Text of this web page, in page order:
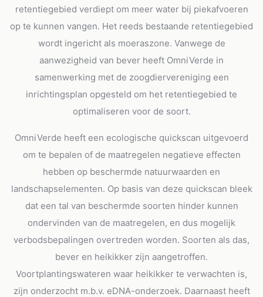
retentiegebied verdiept om meer water bij piekafvoeren
op te kunnen vangen. Het reeds bestaande retentiegebied
wordt ingericht als moeraszone. Vanwege de
aanwezigheid van bever heeft OmniVerde in
samenwerking met de zoogdiervereniging een
inrichtingsplan opgesteld om het retentiegebied te
optimaliseren voor de soort.
OmniVerde heeft een ecologische quickscan uitgevoerd
om te bepalen of de maatregelen negatieve effecten
hebben op beschermde natuurwaarden en
landschapselementen. Op basis van deze quickscan bleek
dat een tal van beschermde soorten hinder kunnen
ondervinden van de maatregelen, en dus mogelijk
verbodsbepalingen overtreden worden. Soorten als das,
bever en heikikker zijn aangetroffen.
Voortplantingswateren waar heikikker te verwachten is,
zijn onderzocht m.b.v. eDNA-onderzoek. Daarnaast heeft